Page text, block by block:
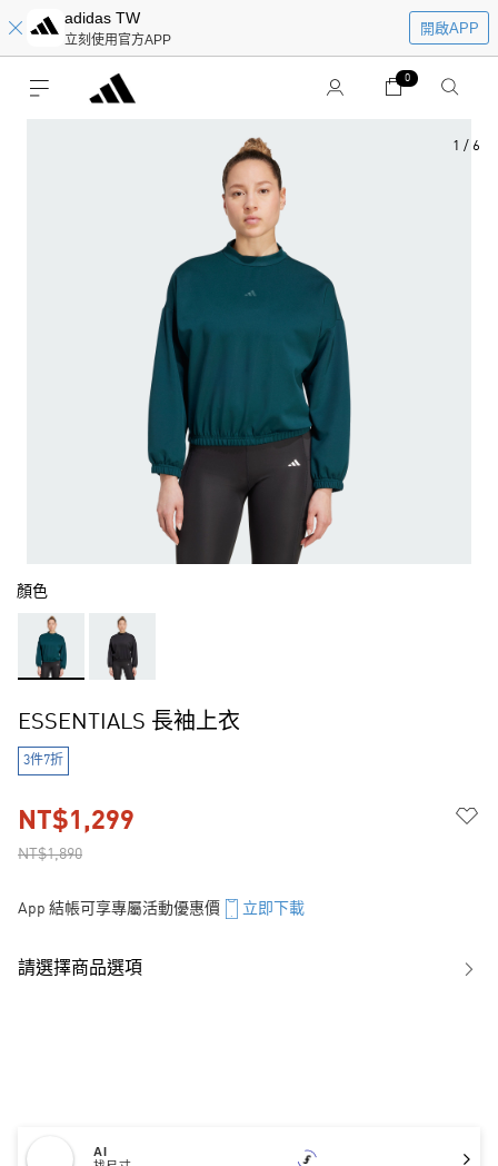
adidas TW
立刻使用官方APP
開啟APP
0
1 / 6
顏色
ESSENTIALS 長袖上衣
3件7折
NT$1,890
NT$1,299
App 結帳可享專屬活動優惠價 立即下載
請選擇商品選項
AI